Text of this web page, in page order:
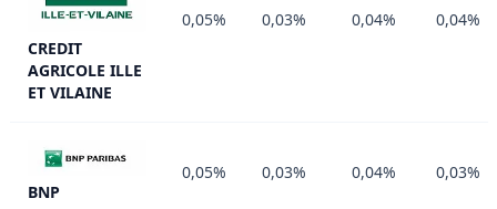
CREDIT
AGRICOLE ILLE
ET VILAINE
0,05% 0,03% 0,04% 0,04%
BNP
0,05% 0,03% 0,04% 0,03%